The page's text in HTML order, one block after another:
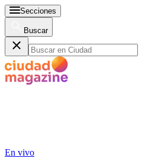
Secciones
Buscar
En vivo